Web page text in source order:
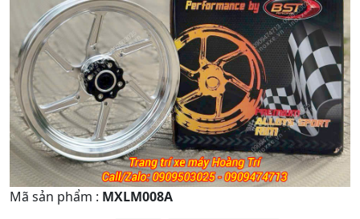
Mã sản phẩm : MXLM008A